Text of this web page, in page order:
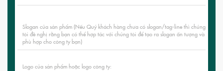
Slogan của sản phẩm (Nếu Quý khách hàng chưa có slogan/tag-line thì chúng
tôi đề nghị rằng bạn có thể hợp tác với chúng tôi để tạo ra slogan ấn tượng và
phù hợp cho công ty bạn)
Logo của sản phẩm hoặc logo công ty: